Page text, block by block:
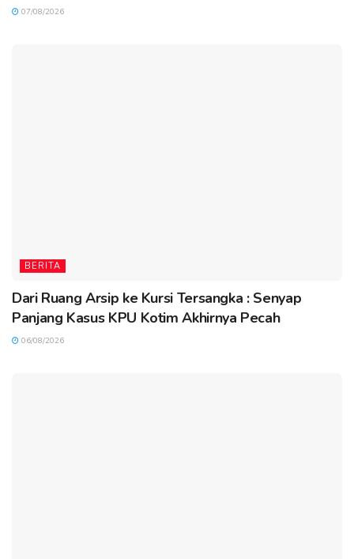
07/08/2026
BERITA
Dari Ruang Arsip ke Kursi Tersangka : Senyap
Panjang Kasus KPU Kotim Akhirnya Pecah
06/08/2026